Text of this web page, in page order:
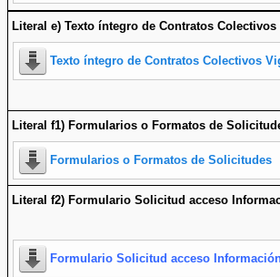
Literal e) Texto íntegro de Contratos Colectivos
Texto íntegro de Contratos Colectivos
Literal f1) Formularios o Formatos de
Formularios o Formatos de Solicitudes
Literal f2) Formulario Solicitud acceso
Formulario Solicitud acceso